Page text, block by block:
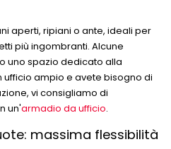
aperti, ripiani o ante, ideali per
più ingombranti. Alcune
uno spazio dedicato alla
ampio e avete bisogno di
vi consigliamo di
un'armadio da ufficio.
massima flessibilità